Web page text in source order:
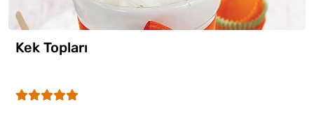
Kek Topları